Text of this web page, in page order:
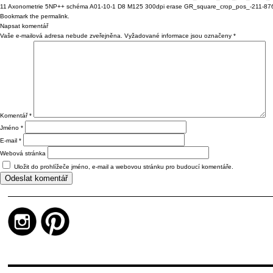
11 Axonometrie 5NP++ schéma A01-10-1 D8 M125 300dpi erase GR_square_crop_pos_-211-
Bookmark the permalink
Napsat komentář
Vaše e-mailová adresa nebude zveřejněna.
Vyžadované informace jsou označeny *
Komentář*
Jméno *
E-mail *
Webová stránka
Uložit do prohlížeče jméno, e-mail a webovou stránku pro budoucí komentáře.